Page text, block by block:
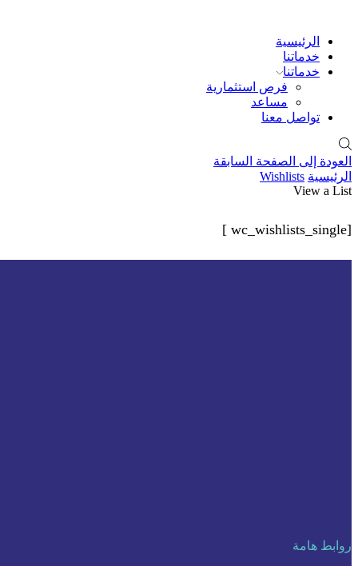
الرئيسية
خدماتنا
خدماتنا
فرص استثمارية
مساعد
تواصل معنا
العودة إلى الصفحة السابقة
الرئيسية Wishlists
View a List
[wc_wishlists_single ]
روابط هامة